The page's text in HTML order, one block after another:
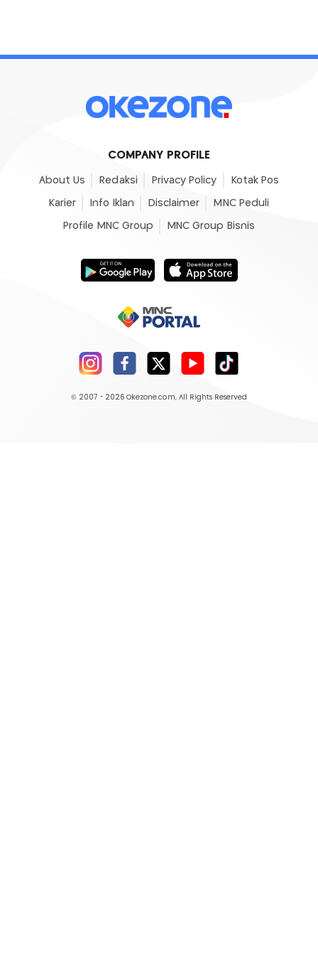
COMPANY PROFILE
About Us Redaksi Privacy Policy Kotak Pos
Karier Info Iklan Disclaimer MNC Peduli
Profile MNC Group MNC Group Bisnis
© 2007 - 2026 Okezone.com, All Rights Reserved